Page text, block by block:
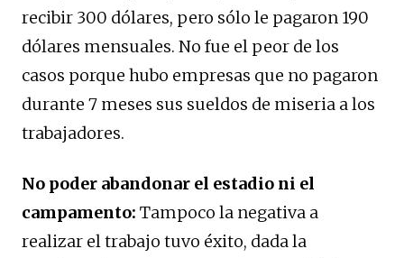
recibir 300 dólares, pero sólo le pagaron 190
dólares mensuales. No fue el peor de los
casos porque hubo empresas que no pagaron
durante 7 meses sus sueldos de miseria a los
trabajadores.
No poder abandonar el estadio ni el
campamento: Tampoco la negativa a
realizar el trabajo tuvo éxito, dada la